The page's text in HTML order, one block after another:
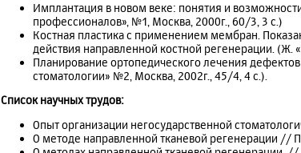
Имплантация в новом веке: понятия и
профессионалов», №1, Москва, 2000г., 60/3, 3 с.)
Костная пластика с применением мембран.
действия направленной костной регенерации. (Ж.
Планирование ортопедического лечения
стоматологии» №2, Москва, 2002г., 45/4, 4 с.).
Список научных трудов:
Опыт организации негосударственной
О методе направленной тканевой регенерации //